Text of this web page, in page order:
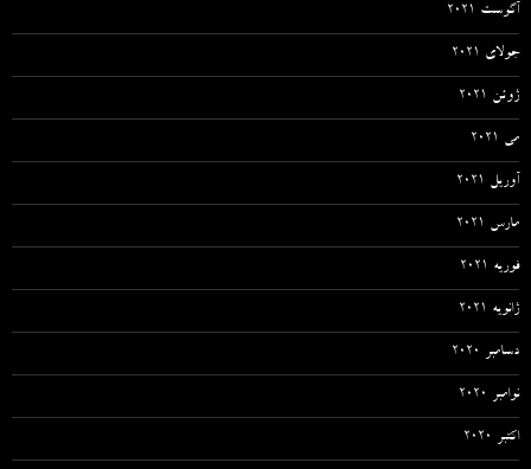
آگوست 2021
جولای 2021
ژوئن 2021
می 2021
آوریل 2021
مارس 2021
فوریه 2021
ژانویه 2021
دسامبر 2020
نوامبر 2020
اکتبر 2020